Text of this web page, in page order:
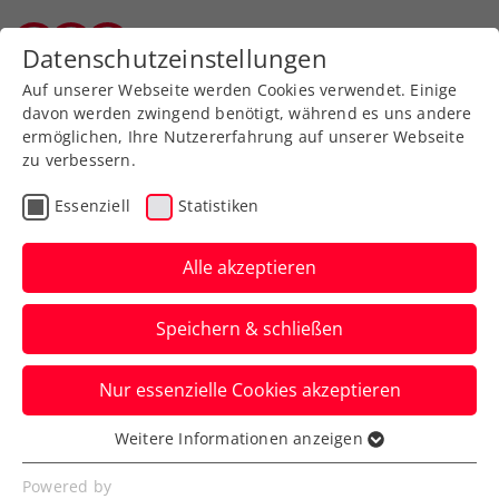
Zurück zur Newsübersicht
Turniere
Oberleitner/Schwärzler
verpassen Krönung beim
Generali Open Kitzbühel
Das ÖTV-Doppel muss sich beim ATP-
Heimturnier im Finale beugen. Im Einzel
triumphiert Alexander Bublik.
Verfasst von: ChatGPT / Presseaussendung / Redaktion,
Datenschutzeinstellungen
Auf unserer Webseite werden Cookies verwendet. Einige
davon werden zwingend benötigt, während es uns andere
ermöglichen, Ihre Nutzererfahrung auf unserer Webseite
zu verbessern.
Essenziell Statistiken
Alle akzeptieren
Speichern & schließen
Nur essenzielle Cookies akzeptieren
Essenziell
Essenzielle Cookies werden für grundlegende
Weitere Informationen anzeigen
Powered by